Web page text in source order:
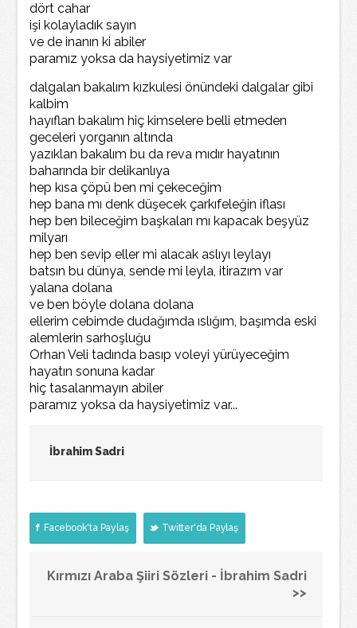
dört cahar
işi kolayladık sayın
ve de inanın ki abiler
paramız yoksa da haysiyetimiz var
dalgalan bakalım kızkulesi önündeki dalgalar gibi
kalbim
hayıflan bakalım hiç kimselere belli etmeden
geceleri yorganın altında
yazıklan bakalım bu da reva mıdır hayatının
baharında bir delikanlıya
hep kısa çöpü ben mi çekeceğim
hep bana mı denk düşecek çarkıfeleğin iflası
hep ben bileceğim başkaları mı kapacak beşyüz
milyarı
hep ben sevip eller mi alacak aslıyı leylayı
batsın bu dünya, sende mi leyla, itirazım var
yalana dolana
ve ben böyle dolana dolana
ellerim cebimde dudağımda ıslığım, başımda eski
alemlerin sarhoşluğu
Orhan Veli tadında basıp voleyi yürüyeceğim
hayatın sonuna kadar
hiç tasalanmayın abiler
paramız yoksa da haysiyetimiz var...
İbrahim Sadri
Facebook'ta Paylaş Twitter'da Paylaş
Kırmızı Araba Şiiri Sözleri - İbrahim Sadri
>>